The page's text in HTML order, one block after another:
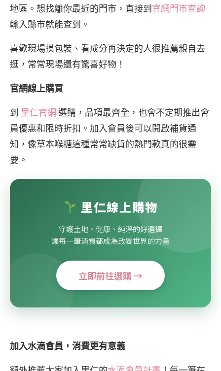
地區。想找離你最近的門市，直接到官網門市查詢
輸入縣市就能查到。
喜歡現場摸包裝、看成分再決定的人很推薦親自去
逛，常常現場還有驚喜好物！
官網線上購買
到里仁官網選購，品項最齊全，也會不定期推出會
員優惠和限時折扣。加入會員後可以開啟補貨通
知，像草本喉糖這種常常缺貨的熱門款真的很需
要。
里仁線上購物
守護土地、健康、純淨的好選擇
讓每一筆消費都成為改變世界的力量
立即前往選購 →
加入水滴會員，消費更有意義